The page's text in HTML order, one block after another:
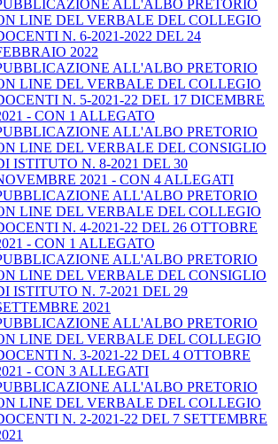
ALL'ALBO PRETORIO
LINE DEL VERBALE DEL COLLEGIO
N. 6-2021-2022 DEL 24
2022
ALL'ALBO PRETORIO
LINE DEL VERBALE DEL COLLEGIO
N. 5-2021-22 DEL 17 DICEMBRE
- CON 1 ALLEGATO
ALL'ALBO PRETORIO
LINE DEL VERBALE DEL CONSIGLIO
ISTITUTO N. 8-2021 DEL 30
2021 - CON 4 ALLEGATI
ALL'ALBO PRETORIO
LINE DEL VERBALE DEL COLLEGIO
N. 4-2021-22 DEL 26 OTTOBRE
- CON 1 ALLEGATO
ALL'ALBO PRETORIO
LINE DEL VERBALE DEL CONSIGLIO
ISTITUTO N. 7-2021 DEL 29
2021
ALL'ALBO PRETORIO
LINE DEL VERBALE DEL COLLEGIO
N. 3-2021-22 DEL 4 OTTOBRE
- CON 3 ALLEGATI
ALL'ALBO PRETORIO
LINE DEL VERBALE DEL COLLEGIO
N. 2-2021-22 DEL 7 SETTEMBRE